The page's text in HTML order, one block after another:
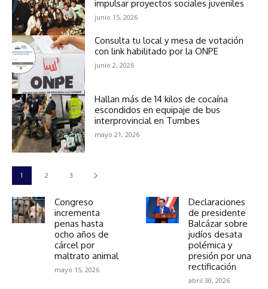
impulsar proyectos sociales juveniles
junio 15, 2026
Consulta tu local y mesa de votación
con link habilitado por la ONPE
junio 2, 2026
Hallan más de 14 kilos de cocaína
escondidos en equipaje de bus
interprovincial en Tumbes
mayo 21, 2026
1 2 3
Congreso
incrementa
penas hasta
ocho años de
cárcel por
maltrato animal
mayo 15, 2026
Declaraciones
de presidente
Balcázar sobre
judíos desata
polémica y
presión por una
rectificación
abril 30, 2026